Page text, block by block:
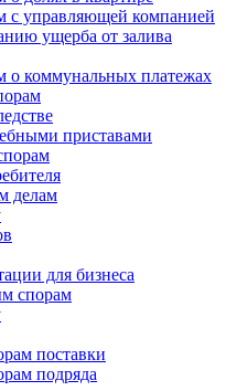
с управляющей компанией
ущерба от залива
о коммунальных платежах
приставами
делам
для бизнеса
спорам
поставки
подряда